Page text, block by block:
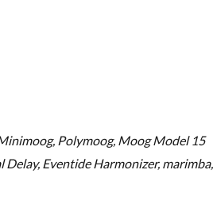
Polymoog, Moog Model 15
Eventide Harmonizer, marimba,